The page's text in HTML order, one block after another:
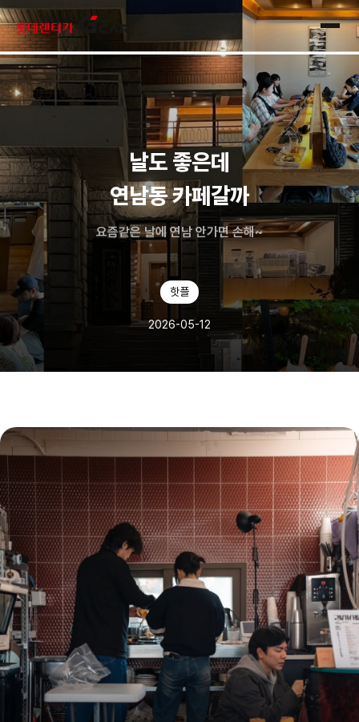
skip navigation
전체
날도 좋은데
연남동 카페갈까
요즘같은 날에 연남 안가면 손해~
핫플
2026-05-12